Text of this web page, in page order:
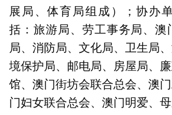
展局、体育局组成）；协办
括：旅游局、劳工事务局、澳
局、消防局、文化局、卫生局
境保护局、邮电局、房屋局、
馆、澳门街坊会联合总会、澳
门妇女联合总会、澳门明爱、母